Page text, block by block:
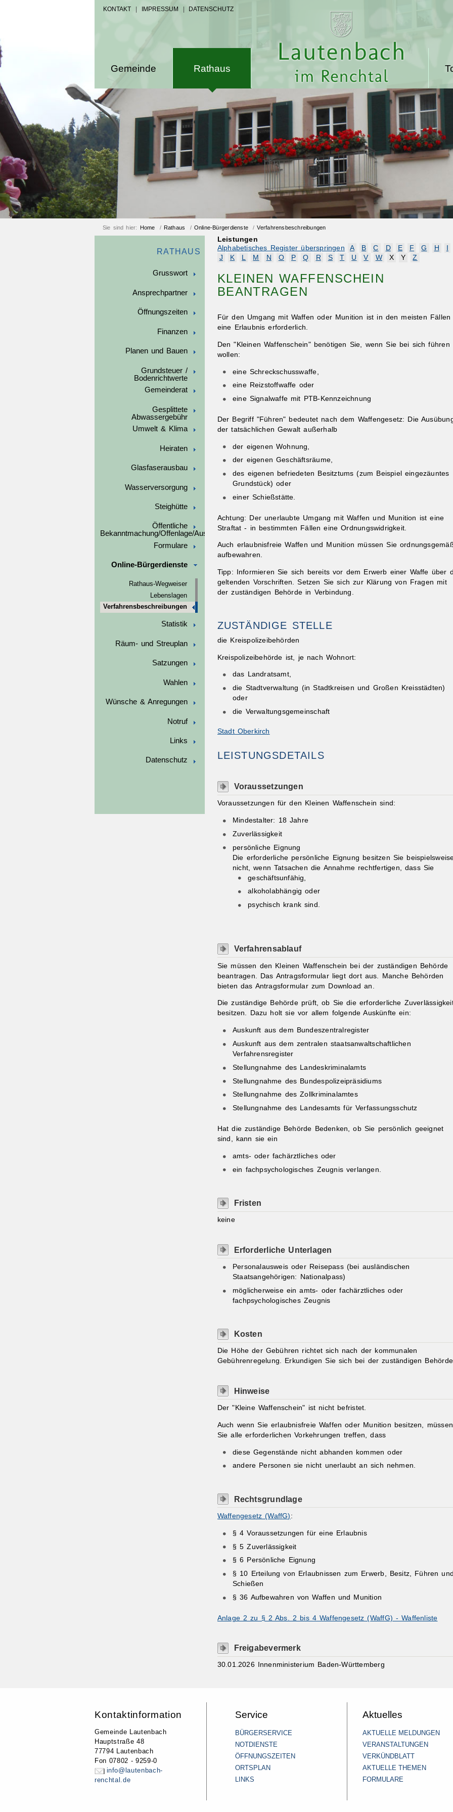
KONTAKT IMPRESSUM DATENSCHUTZ
Gemeinde Rathaus
Sie sind hier: Home / Rathaus / Online-Bürgerdienste /Verfahrensbeschreibungen
RATHAUS
Grusswort
Ansprechpartner
Öffnungszeiten
Finanzen
Planen und Bauen
Grundsteuer /
Bodenrichtwerte
Gemeinderat
Gesplittete
Abwassergebühr
Umwelt & Klima
Heiraten
Glasfaserausbau
Wasserversorgung
Steighütte
Öffentliche
Bekanntmachung/Offenlage/Ausschreibungen
Formulare
Online-Bürgerdienste
Rathaus-Wegweiser
Lebenslagen
Verfahrensbeschreibungen
Statistik
Räum- und Streuplan
Satzungen
Wahlen
Wünsche & Anregungen
Notruf
Links
Datenschutz
Leistungen
Alphabetisches Register überspringen
A B C D E F G H
J
K L M N O P Q R S T U V W X Y Z
KLEINEN WAFFENSCHEIN
BEANTRAGEN
Für den Umgang mit Waffen oder Munition ist in den meisten Fällen
eine Erlaubnis erforderlich.
Den "Kleinen Waffenschein" benötigen Sie, wenn Sie bei sich führen
wollen:
eine Schreckschusswaffe,
eine Reizstoffwaffe oder
eine Signalwaffe mit PTB-Kennzeichnung
Der Begriff "Führen" bedeutet nach dem Waffengesetz: Die
der tatsächlichen Gewalt außerhalb
der eigenen Wohnung,
der eigenen Geschäftsräume,
des eigenen befriedeten Besitztums (zum Beispiel eingezäuntes
Grundstück) oder
einer Schießstätte.
Achtung: Der unerlaubte Umgang mit Waffen und Munition ist eine
Straftat - in bestimmten Fällen eine Ordnungswidrigkeit.
Auch erlaubnisfreie Waffen und Munition müssen Sie
aufbewahren.
Tipp: Informieren Sie sich bereits vor dem Erwerb einer Waffe über
geltenden Vorschriften. Setzen Sie sich zur Klärung von Fragen mit
der zuständigen Behörde in Verbindung.
ZUSTÄNDIGE STELLE
die Kreispolizeibehörden
Kreispolizeibehörde ist, je nach Wohnort:
das Landratsamt,
die Stadtverwaltung (in Stadtkreisen und Großen Kreisstädten)
oder
die Verwaltungsgemeinschaft
Stadt Oberkirch
LEISTUNGSDETAILS
Voraussetzungen
Voraussetzungen für den Kleinen Waffenschein sind:
Mindestalter: 18 Jahre
Zuverlässigkeit
persönliche Eignung
Die erforderliche persönliche Eignung besitzen Sie
nicht, wenn Tatsachen die Annahme rechtfertigen, dass Sie
geschäftsunfähig,
alkoholabhängig oder
psychisch krank sind.
Verfahrensablauf
Sie müssen den Kleinen Waffenschein bei der zuständigen Behörde
beantragen. Das Antragsformular liegt dort aus. Manche Behörden
bieten das Antragsformular zum Download an.
Die zuständige Behörde prüft, ob Sie die erforderliche
besitzen. Dazu holt sie vor allem folgende Auskünfte ein:
Auskunft aus dem Bundeszentralregister
Auskunft aus dem zentralen staatsanwaltschaftlichen
Verfahrensregister
Stellungnahme des Landeskriminalamts
Stellungnahme des Bundespolizeipräsidiums
Stellungnahme des Zollkriminalamtes
Stellungnahme des Landesamts für Verfassungsschutz
Hat die zuständige Behörde Bedenken, ob Sie persönlich geeignet
sind, kann sie ein
amts- oder fachärztliches oder
ein fachpsychologisches Zeugnis verlangen.
Fristen
keine
Erforderliche Unterlagen
Personalausweis oder Reisepass (bei ausländischen
Staatsangehörigen: Nationalpass)
möglicherweise ein amts- oder fachärztliches oder
fachpsychologisches Zeugnis
Kosten
Die Höhe der Gebühren richtet sich nach der kommunalen
Gebührenregelung. Erkundigen Sie sich bei der zuständigen
Hinweise
Der "Kleine Waffenschein" ist nicht befristet.
Auch wenn Sie erlaubnisfreie Waffen oder Munition besitzen, müssen
Sie alle erforderlichen Vorkehrungen treffen, dass
diese Gegenstände nicht abhanden kommen oder
andere Personen sie nicht unerlaubt an sich nehmen.
Rechtsgrundlage
Waffengesetz (WaffG) :
§ 4 Voraussetzungen für eine Erlaubnis
§ 5 Zuverlässigkeit
§ 6 Persönliche Eignung
§ 10 Erteilung von Erlaubnissen zum Erwerb, Besitz, Führen
Schießen
§ 36 Aufbewahren von Waffen und Munition
Anlage 2 zu § 2 Abs. 2 bis 4 Waffengesetz (WaffG) - Waffenliste
Freigabevermerk
30.01.2026Innenministerium Baden-Württemberg
Kontaktinformation
Gemeinde Lautenbach
Hauptstraße 48
77794 Lautenbach
Fon 07802 - 9259-0
info@lautenbach-
renchtal.de
Service
BÜRGERSERVICE
NOTDIENSTE
ÖFFNUNGSZEITEN
ORTSPLAN
LINKS
Aktuelles
AKTUELLE MELDUNGEN
VERANSTALTUNGEN
VERKÜNDBLATT
AKTUELLE THEMEN
FORMULARE